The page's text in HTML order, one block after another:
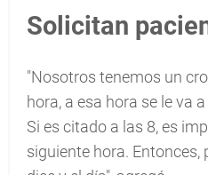
Solicitan
"Nosotros tenemos un
hora, a esa hora se le va
Si es citado a las 8, es
siguiente hora.